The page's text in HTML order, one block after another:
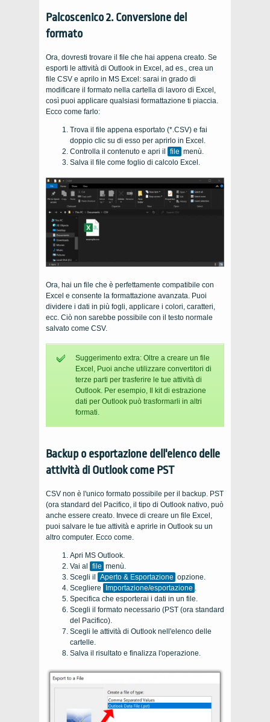
Palcoscenico 2. Conversione del
formato
Ora, dovresti trovare il file che hai appena creato. Se
esporti le attività di Outlook in Excel, ad es., crea un
file CSV e aprilo in MS Excel: sarai in grado di
modificare il formato nella cartella di lavoro di Excel,
così puoi applicare qualsiasi formattazione ti piaccia.
Ecco come farlo:
Trova il file appena esportato (*.CSV) e fai
doppio clic su di esso per aprirlo in Excel.
Controlla il contenuto e apri il
file menù.
Salva il file come foglio di calcolo Excel.
Ora, hai un file che è perfettamente compatibile con
Excel e consente la formattazione avanzata. Puoi
dividere i dati in più fogli, applicare i colori, caratteri,
ecc. Ciò non sarebbe possibile con il testo normale
salvato come CSV.
Suggerimento extra: Oltre a creare un file
Excel, Puoi anche utilizzare convertitori di
terze parti per trasferire le tue attività di
Outlook. Per esempio, Il kit di estrazione
dati per Outlook può trasformarli in altri
formati.
Backup o esportazione dell'elenco delle
attività di Outlook come PST
CSV non è l'unico formato possibile per il backup. PST
(ora standard del Pacifico, il tipo di Outlook nativo, può
anche essere creato. Invece di creare un file Excel,
puoi salvare le tue attività e aprirle in Outlook su un
altro computer. Ecco come.
Apri MS Outlook.
Vai al
file menù.
Scegli il
Aperto & Esportazione opzione.
Scegliere
Importazione/esportazione .
Specifica che esporterai i dati in un file.
Scegli il formato necessario (PST (ora standard
del Pacifico).
Scegli le attività di Outlook nell'elenco delle
cartelle.
Salva il risultato e finalizza l'operazione.